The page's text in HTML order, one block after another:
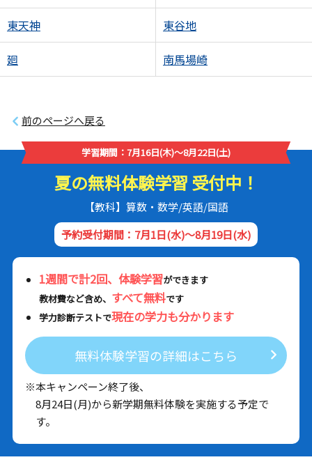
東天神 東谷地
廻 南馬場崎
前のページへ戻る
学習期間：7月16日(木)～8月22日(土)
夏の無料体験学習 受付中！
【教科】算数・数学/英語/国語
予約受付期間：7月1日(水)～8月19日(水)
1週間で計2回、体験学習ができます
教材費など含め、 すべて無料です
学力診断テストで現在の学力も分かります
無料体験学習の詳細はこちら
※本キャンペーン終了後、
8月24日(月)から新学期無料体験を実施する予定で
す。